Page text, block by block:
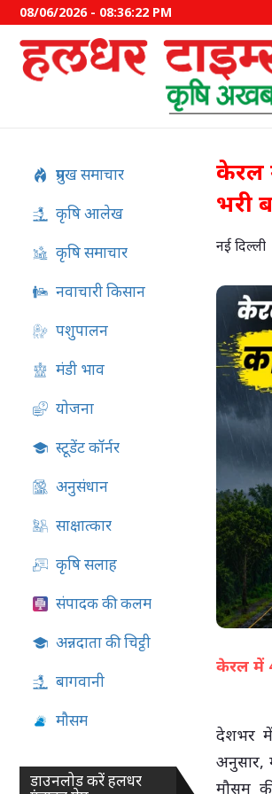
08/06/2026 - 08:36:23 PM
प्रमुख समाचार
कृषि आलेख
कृषि समाचार
नवाचारी किसान
पशुपालन
मंडी भाव
योजना
स्टूडेंट कॉर्नर
अनुसंधान
साक्षात्कार
कृषि सलाह
संपादक की कलम
अन्नदाता की चिट्ठी
बागवानी
मौसम
डाउनलोड करें हलधर
केरल
भरी
नई दिल्ली
केरल में
देशभर
मौसम
PM Kisan
पर बड़ा
2000 रुपये
05-Aug-2026